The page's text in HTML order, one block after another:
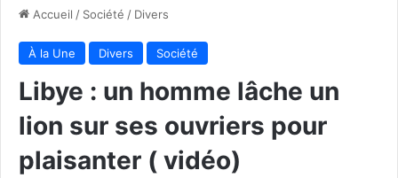
Accueil / Société / Divers
À la Une Divers Société
Libye : un homme lâche un
lion sur ses ouvriers pour
plaisanter ( vidéo)